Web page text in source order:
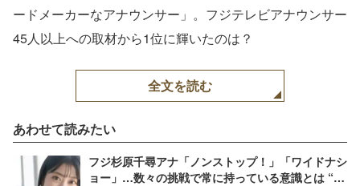
ードメーカーなアナウンサー」。フジテレビアナウンサー
45人以上への取材から1位に輝いたのは？
全文を読む
あわせて読みたい
フジ杉原千尋アナ「ノンストップ！」「ワイドナシ
ョー」…数々の挑戦で常に持っている意識とは “程